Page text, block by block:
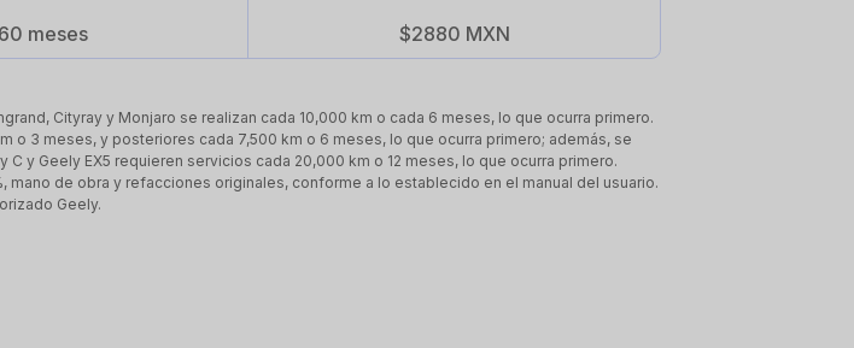
60 meses $2880 MXN
Cityray y Monjaro se realizan cada 10,000 km o cada 6 meses, lo que ocurra primero.
o 3 meses, y posteriores cada 7,500 km o 6 meses, lo que ocurra primero; además, se
y Geely EX5 requieren servicios cada 20,000 km o 12 meses, lo que ocurra primero.
de obra y refacciones originales, conforme a lo establecido en el manual del usuario.
Geely.